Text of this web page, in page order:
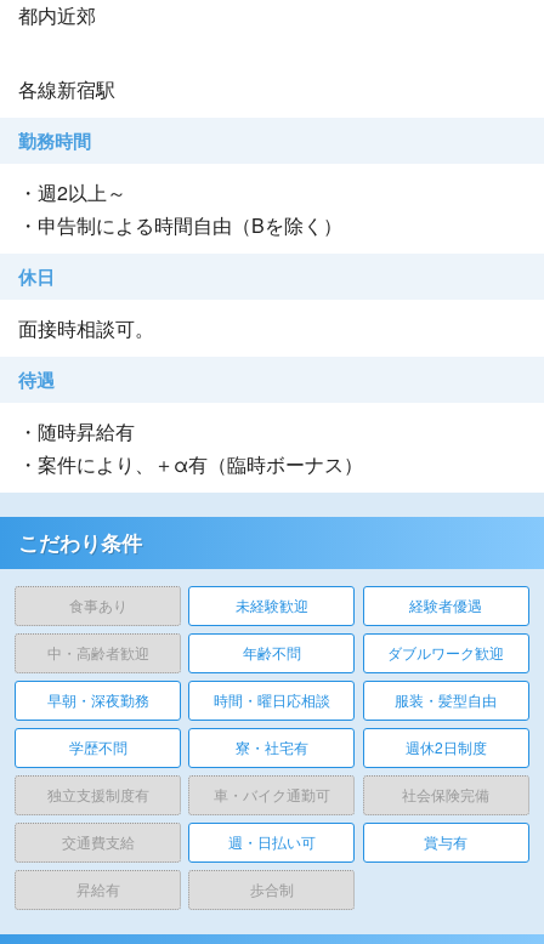
都内近郊
各線新宿駅
勤務時間
・週2以上～
・申告制による時間自由（Bを除く）
休日
面接時相談可。
待遇
・随時昇給有
・案件により、＋α有（臨時ボーナス）
こだわり条件
食事あり 未経験歓迎 経験者優遇
中・高齢者歓迎 年齢不問 ダブルワーク歓迎
早朝・深夜勤務 時間・曜日応相談 服装・髪型自由
学歴不問 寮・社宅有 週休2日制度
独立支援制度有 車・バイク通勤可 社会保険完備
交通費支給 週・日払い可 賞与有
昇給有 歩合制